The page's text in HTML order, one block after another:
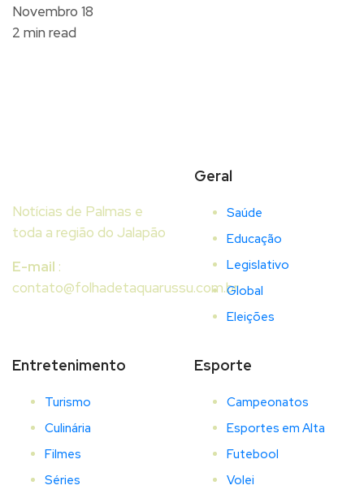
Novembro 18
2 min read
Notícias de Palmas e
toda a região do Jalapão
E-mail :
contato@folhadetaquarussu.com.br
Geral
Saúde
Educação
Legislativo
Global
Eleições
Entretenimento
Turismo
Culinária
Filmes
Séries
Esporte
Campeonatos
Esportes em Alta
Futebool
Volei